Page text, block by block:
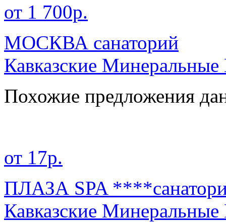
от 1 700р.
МОСКВА санаторий
Кавказские
Похожие предложения
от 17р.
ПЛАЗА SPA
Кавказские